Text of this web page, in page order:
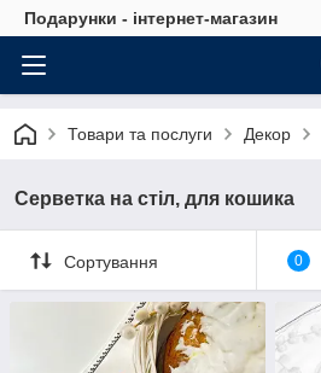
Подарунки - інтернет-магазин
Товари та послуги Декор
Серветка на стіл, для кошика
Сортування 0